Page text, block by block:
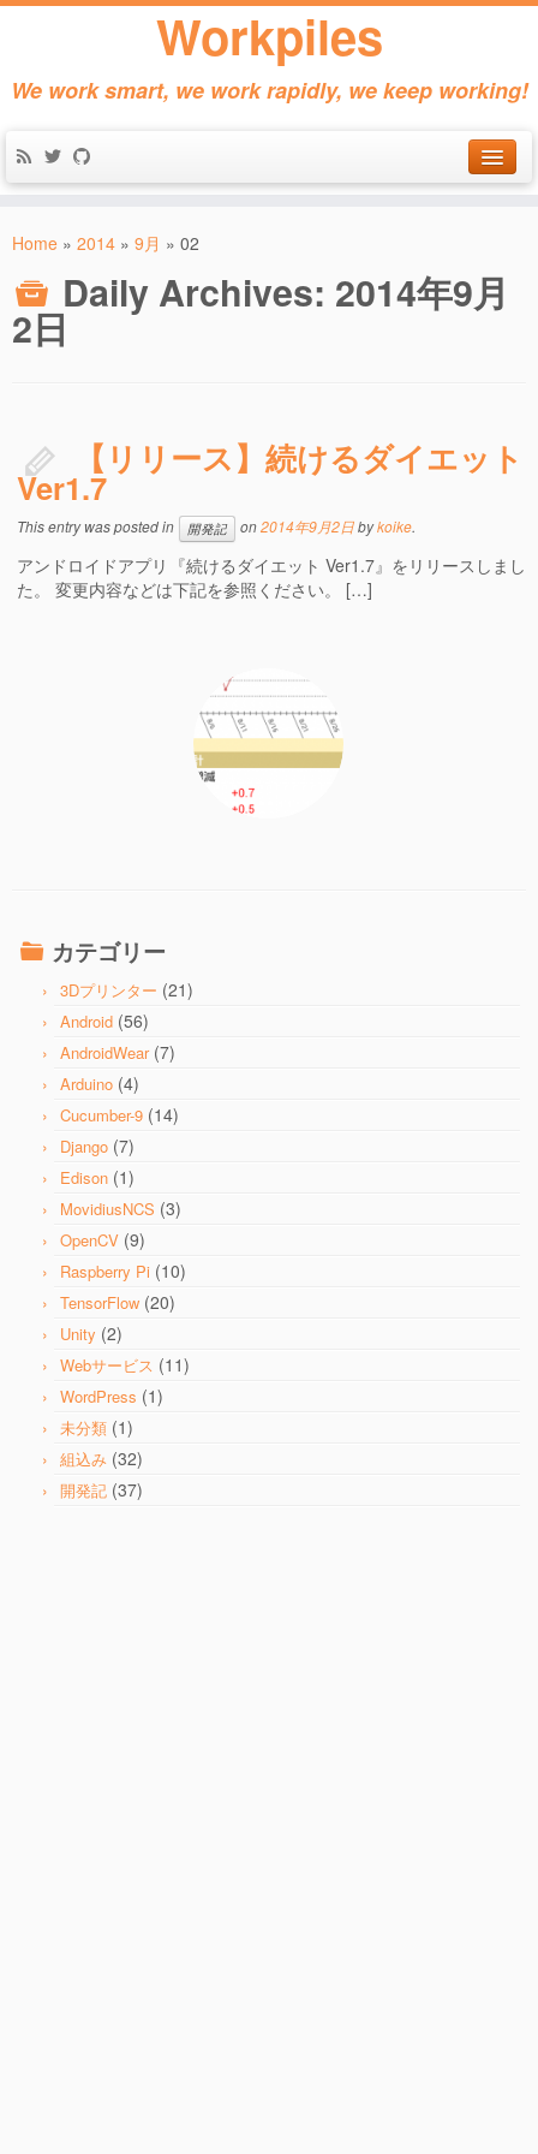
Workpiles
We work smart, we work rapidly, we keep working!
About
Home » 2014 » 9月 » 02
Daily Archives: 2014年9月
2日
【リリース】続けるダイエット
Ver1.7
This entry was posted in 開発記 on2014年9月2日bykoike.
アンドロイドアプリ『続けるダイエット Ver1.7』をリリースしまし
た。 変更内容などは下記を参照ください。 […]
カテゴリー
3Dプリンター (21)
Android (56)
AndroidWear(7)
Arduino (4)
Cucumber-9 (14)
Django (7)
Edison (1)
MovidiusNCS (3)
OpenCV (9)
Raspberry Pi (10)
TensorFlow (20)
Unity (2)
Webサービス (11)
WordPress (1)
未分類 (1)
組込み (32)
開発記 (37)